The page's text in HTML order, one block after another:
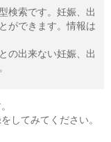
検索です。妊娠、出
ができます。情報は
の出来ない妊娠、出
してみてください。